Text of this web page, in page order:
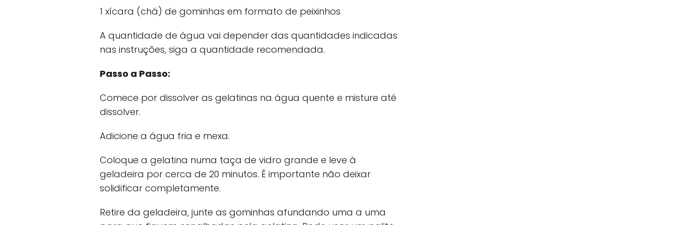
1 xícara (chá) de gominhas em formato de peixinhos
A quantidade de água vai depender das quantidades indicadas
nas instruções, siga a quantidade recomendada.
Passo a Passo:
Comece por dissolver as gelatinas na água quente e misture até
dissolver.
Adicione a água fria e mexa.
Coloque a gelatina numa taça de vidro grande e leve à
geladeira por cerca de 20 minutos. É importante não deixar
solidificar completamente.
Retire da geladeira, junte as gominhas afundando uma a uma